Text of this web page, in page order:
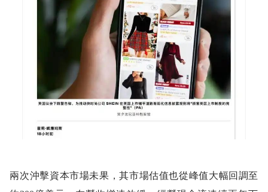
兩次沖擊資本市場未果，其市場估值也從峰值大幅回調至